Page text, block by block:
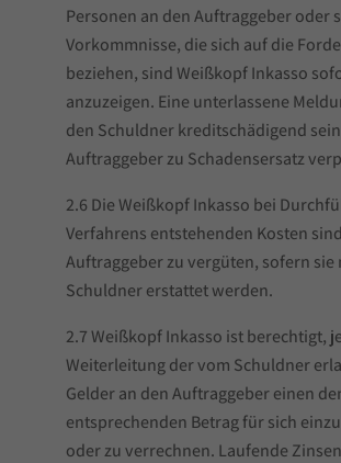
Personen an den Auftraggeber oder
Vorkommnisse, die sich auf die
beziehen, sind Weißkopf Inkasso
anzuzeigen. Eine unterlassene
den Schuldner kreditschädigend
Auftraggeber zu Schadensersatz
2.6 Die Weißkopf Inkasso bei
Verfahrens entstehenden Kosten
Auftraggeber zu vergüten, sofern sie
Schuldner erstattet werden.
2.7 Weißkopf Inkasso ist berechtigt,
Weiterleitung der vom Schuldner
Gelder an den Auftraggeber einen
entsprechenden Betrag für sich
oder zu verrechnen. Laufende